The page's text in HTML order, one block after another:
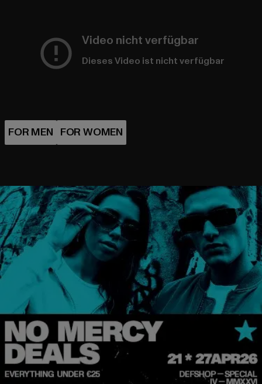
Video nicht verfügbar
Dieses Video ist nicht verfügbar